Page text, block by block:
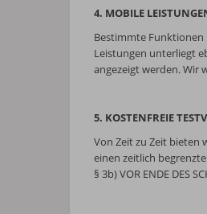
4. MOBILE
Bestimmte Funktionen
Leistungen unterliegt
angezeigt werden. Wir
5. KOSTENFREIE
Von Zeit zu Zeit bieten
einen zeitlich
§ 3b) VOR ENDE DES